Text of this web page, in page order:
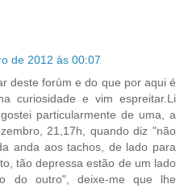
de 2012 às 00:07
deste forúm e do que por aqui é
curiosidade e vim espreitar.Li
particularmente de uma, a
21,17h, quando diz "não
anda aos tachos, de lado para
tão depressa estão de um lado
do outro", deixe-me que lhe